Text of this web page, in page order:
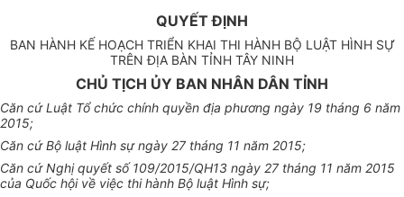
QUYẾT ĐỊNH
BAN HÀNH KẾ HOẠCH TRIỂN KHAI THI HÀNH BỘ LUẬT HÌNH SỰ
TRÊN ĐỊA BÀN TỈNH TÂY NINH
CHỦ TỊCH ỦY BAN NHÂN DÂN TỈNH
Căn cứ Luật Tổ chức chính quyền địa phương ngày 19 tháng 6 năm
2015;
Căn cứ Bộ luật Hình sự ngày 27 tháng 11 năm 2015;
Căn cứ Nghị quyết số 109/2015/QH13 ngày 27 tháng 11 năm 2015
của Quốc hội về việc thi hành Bộ luật Hình sự;